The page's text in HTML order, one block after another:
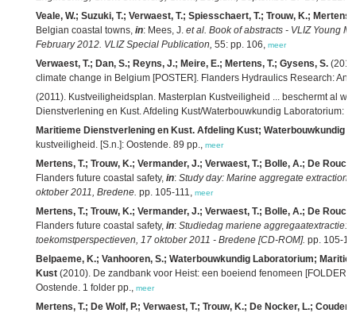
Veale, W.; Suzuki, T.; Verwaest, T.; Spiesschaert, T.; Trouw, K.; Mertens,
Belgian coastal towns, in: Mees, J. et al. Book of abstracts - VLIZ Young
February 2012. VLIZ Special Publication, 55: pp. 106, meer
Verwaest, T.; Dan, S.; Reyns, J.; Meire, E.; Mertens, T.; Gysens, S.
climate change in Belgium [POSTER]. Flanders Hydraulics Research:
(2011). Kustveiligheidsplan. Masterplan Kustveiligheid ... beschermt al
Dienstverlening en Kust. Afdeling Kust/Waterbouwkundig Laboratorium:
Maritieme Dienstverlening en Kust. Afdeling Kust; Waterbouwkundig
kustveiligheid. [S.n.]: Oostende. 89 pp., meer
Mertens, T.; Trouw, K.; Vermander, J.; Verwaest, T.; Bolle, A.; De
Flanders future coastal safety, in: Study day: Marine aggregate
oktober 2011, Bredene. pp. 105-111, meer
Mertens, T.; Trouw, K.; Vermander, J.; Verwaest, T.; Bolle, A.; De
Flanders future coastal safety, in: Studiedag mariene aggregaatextractie:
toekomstperspectieven, 17 oktober 2011 - Bredene [CD-ROM]. pp. 105-
Belpaeme, K.; Vanhooren, S.; Waterbouwkundig Laboratorium;
Kust (2010). De zandbank voor Heist: een boeiend fenomeen
Oostende. 1 folder pp., meer
Mertens, T.; De Wolf, P.; Verwaest, T.; Trouw, K.; De Nocker, L.;